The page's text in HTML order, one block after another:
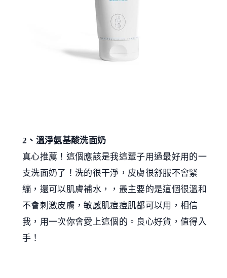
2、溫淨氨基酸洗面奶
真心推薦！這個應該是我這輩子用過最好用的一
支洗面奶了！洗的很干淨，皮膚很舒服不會緊
繃，還可以肌膚補水，，最主要的是這個很溫和
不會刺激皮膚，敏感肌痘痘肌都可以用，相信
我，用一次你會愛上這個的。良心好貨，值得入
手！